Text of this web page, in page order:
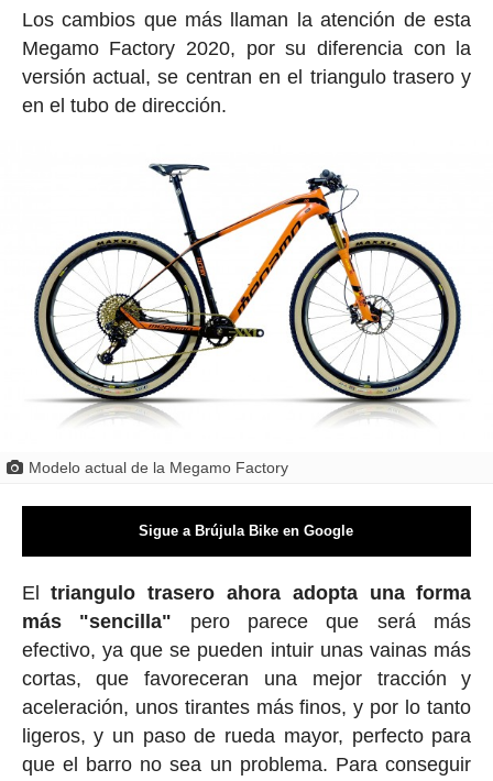
Los cambios que más llaman la atención de esta
Megamo Factory 2020, por su diferencia con la
versión actual, se centran en el triangulo trasero y
en el tubo de dirección.
Modelo actual de la Megamo Factory
Sigue a Brújula Bike en Google
El
triangulo trasero ahora adopta una forma
más "sencilla" pero parece que será más
efectivo, ya que se pueden intuir unas vainas más
cortas, que favoreceran una mejor tracción y
aceleración, unos tirantes más finos, y por lo tanto
ligeros, y un paso de rueda mayor, perfecto para
que el barro no sea un problema. Para conseguir